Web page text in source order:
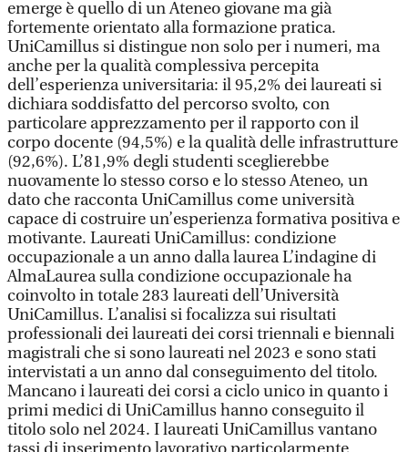
emerge è quello di un Ateneo giovane ma già
fortemente orientato alla formazione pratica.
UniCamillus si distingue non solo per i numeri, ma
anche per la qualità complessiva percepita
dell’esperienza universitaria: il 95,2% dei laureati si
dichiara soddisfatto del percorso svolto, con
particolare apprezzamento per il rapporto con il
corpo docente (94,5%) e la qualità delle infrastrutture
(92,6%). L’81,9% degli studenti sceglierebbe
nuovamente lo stesso corso e lo stesso Ateneo, un
dato che racconta UniCamillus come università
capace di costruire un’esperienza formativa positiva e
motivante. Laureati UniCamillus: condizione
occupazionale a un anno dalla laurea L’indagine di
AlmaLaurea sulla condizione occupazionale ha
coinvolto in totale 283 laureati dell’Università
UniCamillus. L’analisi si focalizza sui risultati
professionali dei laureati dei corsi triennali e biennali
magistrali che si sono laureati nel 2023 e sono stati
intervistati a un anno dal conseguimento del titolo.
Mancano i laureati dei corsi a ciclo unico in quanto i
primi medici di UniCamillus hanno conseguito il
titolo solo nel 2024. I laureati UniCamillus vantano